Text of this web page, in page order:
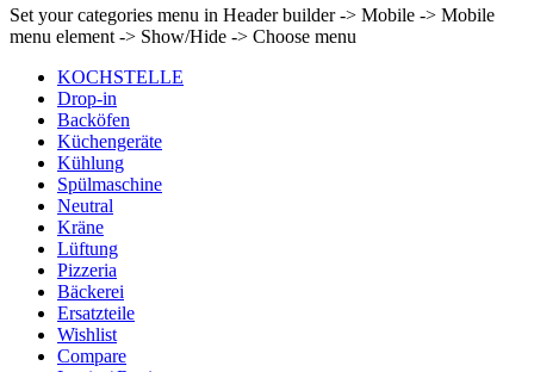
Set your categories menu in Header builder -> Mobile -> Mobile
menu element -> Show/Hide -> Choose menu
KOCHSTELLE
Drop-in
Backöfen
Küchengeräte
Kühlung
Spülmaschine
Neutral
Kräne
Lüftung
Pizzeria
Bäckerei
Ersatzteile
Wishlist
Compare